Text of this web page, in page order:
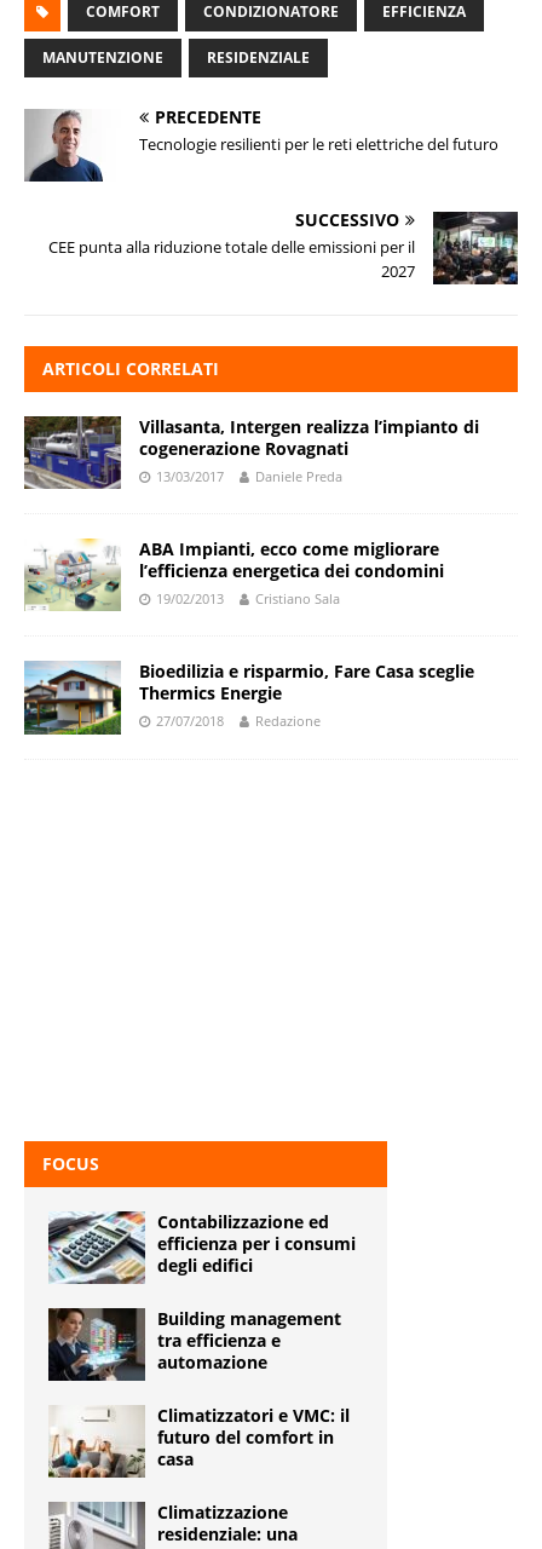
COMFORT CONDIZIONATORE EFFICIENZA
MANUTENZIONE RESIDENZIALE
PRECEDENTE
Tecnologie resilienti per le reti elettriche del futuro
SUCCESSIVO
CEE punta alla riduzione totale delle emissioni per il
2027
ARTICOLI CORRELATI
Villasanta, Intergen realizza l’impianto di
cogenerazione Rovagnati
13/03/2017 Daniele Preda
ABA Impianti, ecco come migliorare
l’efficienza energetica dei condomini
19/02/2013 Cristiano Sala
Bioedilizia e risparmio, Fare Casa sceglie
Thermics Energie
27/07/2018 Redazione
FOCUS
Contabilizzazione ed
efficienza per i consumi
degli edifici
Building management
tra efficienza e
automazione
Climatizzatori e VMC: il
futuro del comfort in
casa
Climatizzazione
residenziale: una